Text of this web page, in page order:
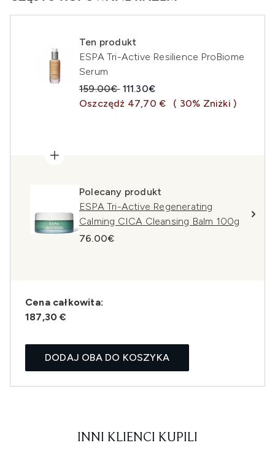
Ten produkt
ESPA Tri-Active Resilience ProBiome
Serum
Sugerowana cena detaliczna:
159.00€ Aktualna cena:
111.30€
Oszczędź 47,70 €
( 30% Zniżki )
Polecany produkt
ESPA Tri-Active Regenerating
Calming CICA Cleansing Balm 100g
76.00€
Cena całkowita:
187,30 €
DODAJ OBA DO KOSZYKA
INNI KLIENCI KUPILI